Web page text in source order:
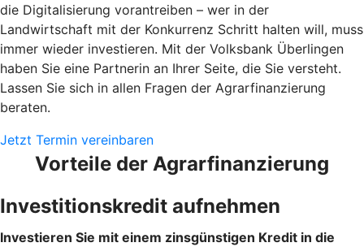
die Digitalisierung vorantreiben – wer in der
Landwirtschaft mit der Konkurrenz Schritt halten will, muss
immer wieder investieren. Mit der Volksbank Überlingen
haben Sie eine Partnerin an Ihrer Seite, die Sie versteht.
Lassen Sie sich in allen Fragen der Agrarfinanzierung
beraten.
Jetzt Termin vereinbaren
Vorteile der Agrarfinanzierung
Investitionskredit aufnehmen
Investieren Sie mit einem zinsgünstigen Kredit in die